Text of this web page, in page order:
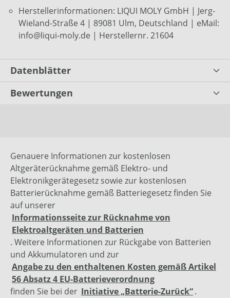
Herstellerinformationen: LIQUI MOLY GmbH | Jerg-
Wieland-Straße 4 | 89081 Ulm, Deutschland | eMail:
info@liqui-moly.de | Herstellernr. 21604
Datenblätter
Bewertungen
Genauere Informationen zur kostenlosen
Altgeräterücknahme gemäß Elektro- und
Elektronikgerätegesetz sowie zur kostenlosen
Batterierücknahme gemäß Batteriegesetz finden Sie
auf unserer
Informationsseite zur Rücknahme von
Elektroaltgeräten und Batterien
. Weitere Informationen zur Rückgabe von Batterien
und Akkumulatoren und zur
Angabe zu den enthaltenen Kosten gemäß Artikel
56 Absatz 4 EU-Batterieverordnung
finden Sie bei der Initiative „Batterie-Zurück“.